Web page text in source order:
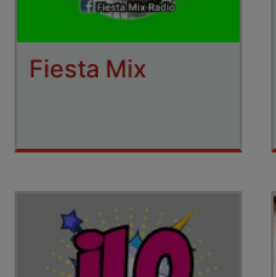
Fiesta Mix